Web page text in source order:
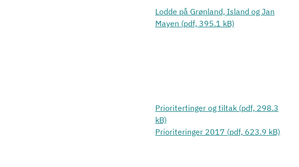
Lodde på Grønland, Island og Jan
Mayen (pdf, 395.1 kB)
Prioritertinger og tiltak (pdf, 298.3
kB)
Prioriteringer 2017 (pdf, 623.9 kB)